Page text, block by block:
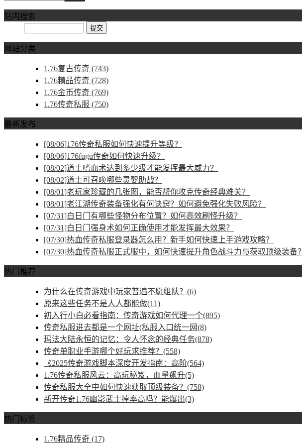
站内搜索
网站分类
1.76复古传奇 (743)
1.76精品传奇 (728)
1.76金币传奇 (769)
1.76传奇私服 (750)
最新发布
[08/06]176传奇私服如何快速提升等级？
[08/06]176fugu传奇如何快速升级？
[08/02]道士嗜血术达到多少级才能发挥最大威力？
[08/02]道士可召唤哪些灵婴助战？
[08/01]老玩家珍藏的几张图，能否帮你攻克传奇经典难关？
[08/01]老江湖传奇装备强化有何诀窍？如何避免强化失败风险？
[07/31]白日门有哪些怪物分布位置？如何高效刷怪升级？
[07/31]白日门强身术如何正确使用才能发挥最大效果？
[07/30]热血传奇私服登录器怎么用？新手如何快速上手游戏攻略？
[07/30]热血传奇私服正式服中，如何快速提升角色战斗力与获取顶级装备？
热门推荐
为什么在传奇游戏中玩家普遍不愿组队？(6)
原来这些任务不是人人都能做(11)
初入行小白必看指南：传奇游戏如何代理一个(895)
传奇私服进去都是一个网址(私服入口统一网(8)
玛法大陆永恒的记忆：令人怀念的经典任务(878)
传奇单职业手游哪个好玩求推荐？(558)
《2025传奇游戏脚本深度开发指南：高阶(564)
1.76传奇私服风云：高玩秘笈，血量飙升(5)
传奇私服大全中如何快速获取顶级装备？(758)
新开传奇1.76幽影武士掉率高吗？能爆出(3)
热门标签
1.76精品传奇 (17)